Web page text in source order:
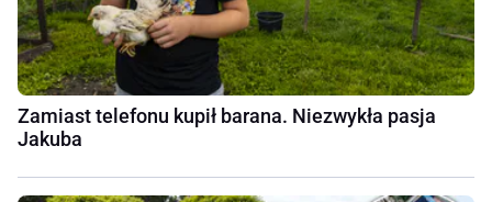
Zamiast telefonu kupił barana. Niezwykła pasja
Jakuba